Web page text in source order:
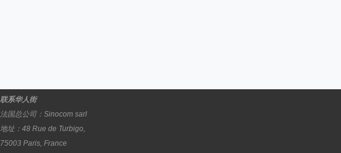
联系华人街
法国总公司： Sinocom sarl
地址： 48 Rue de Turbigo,
75003 Paris, France